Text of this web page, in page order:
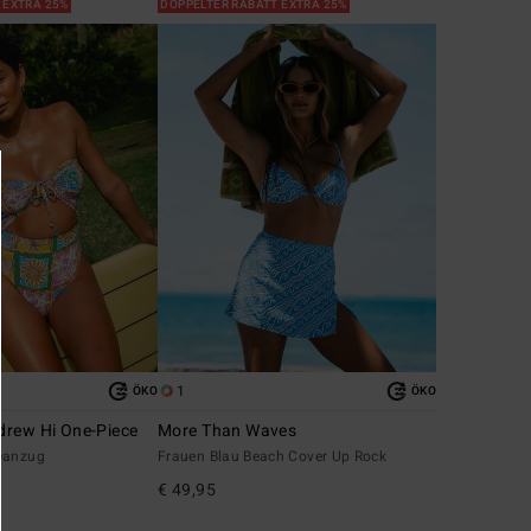
25%
DOPPELTER RABATT EXTRA 25%
ÖKO
Hi One-Piece
1 ÖKO
More Than Waves
Frauen Blau Beach Cover Up Rock
€ 49,95